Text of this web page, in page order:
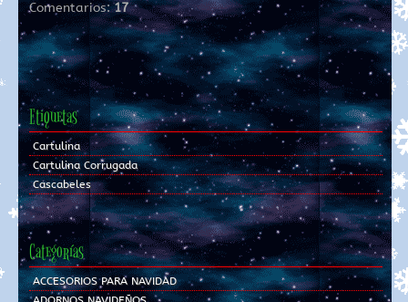
Comentarios:17
Etiquetas
Cartulina
Cartulina Corrugada
Cascabeles
Categorías
ACCESORIOS PARA NAVIDAD